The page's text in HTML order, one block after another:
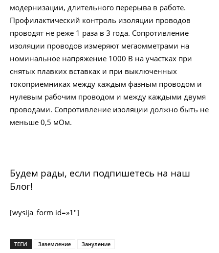
модернизации, длительного перерыва в работе.
Профилактический контроль изоляции проводов
проводят не реже 1 раза в 3 года. Сопротивление
изоляции проводов измеряют мегаомметрами на
номинальное напряжение 1000 В на участках при
снятых плавких вставках и при выключенных
токоприемниках между каждым фазным проводом и
нулевым рабочим проводом и между каждыми двумя
проводами. Сопротивление изоляции должно быть не
меньше 0,5 мОм.
Будем рады, если подпишетесь на наш
Блог!
[wysija_form id=»1″]
ТЕГИ Заземление Зануление